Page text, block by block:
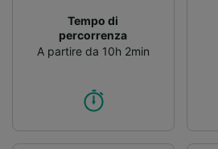
Tempo di
percorrenza
A partire da 10h 2min